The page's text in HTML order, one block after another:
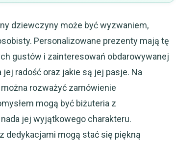
dziewczyny może być wyzwaniem,
Personalizowane prezenty mają tę
gustów i zainteresowań obdarowywanej
radość oraz jakie są jej pasje. Na
rozważyć zamówienie
mogą być biżuteria z
jej wyjątkowego charakteru.
dedykacjami mogą stać się piękną